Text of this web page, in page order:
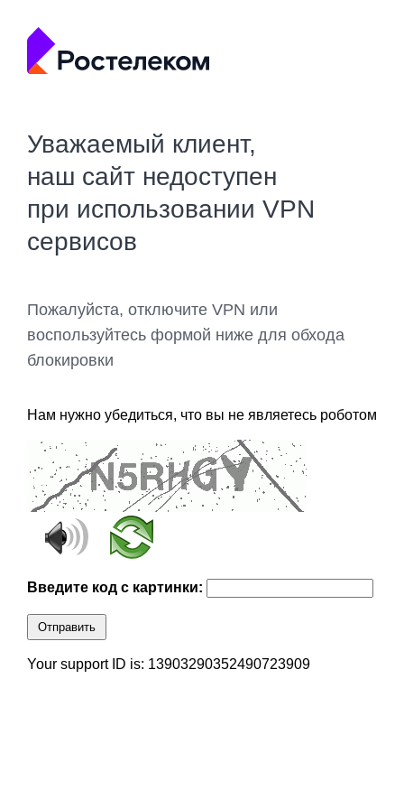
Уважаемый клиент,
наш сайт недоступен
при использовании VPN
сервисов
Пожалуйста, отключите VPN или
воспользуйтесь формой ниже для обхода
блокировки
Нам нужно убедиться, что вы не являетесь роботом
Введите код с картинки:
Отправить
Your support ID is: 13903290352490723909